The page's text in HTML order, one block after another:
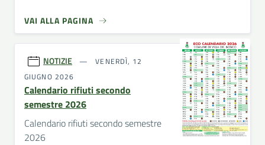
VAI ALLA PAGINA
NOTIZIE
VENERDÌ, 12
GIUGNO 2026
Calendario rifiuti secondo
semestre 2026
Calendario rifiuti secondo semestre
2026